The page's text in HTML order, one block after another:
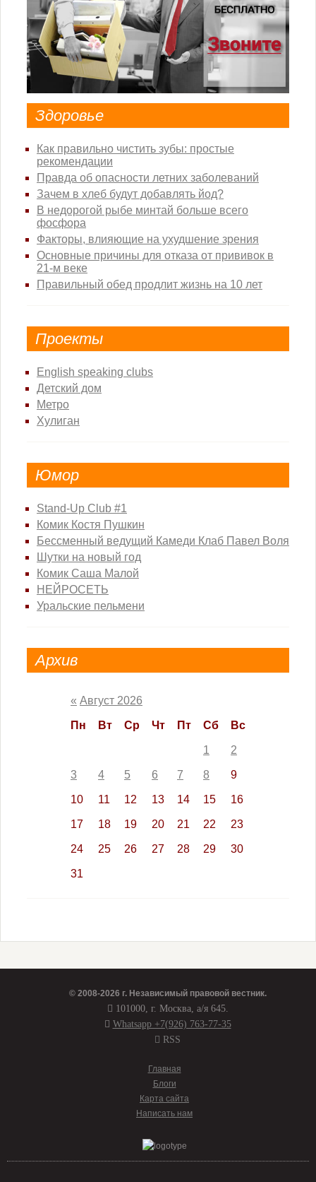
Здоровье
Как правильно чистить зубы: простые
рекомендации
Правда об опасности летних заболеваний
Зачем в хлеб будут добавлять йод?
В недорогой рыбе минтай больше всего
фосфора
Факторы, влияющие на ухудшение зрения
Основные причины для отказа от прививок в
21-м веке
Правильный обед продлит жизнь на 10 лет
Проекты
English speaking clubs
Детский дом
Метро
Хулиган
Юмор
Stand-Up Club #1
Комик Костя Пушкин
Бессменный ведущий Камеди Клаб Павел Воля
Шутки на новый год
Комик Саша Малой
НЕЙРОСЕТЬ
Уральские пельмени
Архив
« Август 2026
Пн Вт Ср Чт Пт Сб Вс
1 2
3 4 5 6 7 8 9
10 11 12 13 14 15 16
17 18 19 20 21 22 23
24 25 26 27 28 29 30
31
© 2008-2026 г. Независимый правовой вестник.
101000, г. Москва, а/я 645.
Whatsapp +7(926) 763-77-35
RSS
Главная
Блоги
Карта сайта
Написать нам